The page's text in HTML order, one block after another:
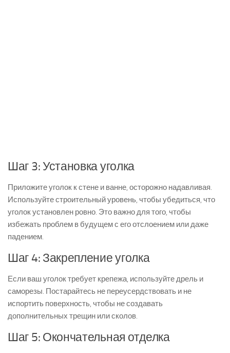
Шаг 3: Установка уголка
Приложите уголок к стене и ванне, осторожно надавливая.
Используйте строительный уровень, чтобы убедиться, что
уголок установлен ровно. Это важно для того, чтобы
избежать проблем в будущем с его отслоением или даже
падением.
Шаг 4: Закрепление уголка
Если ваш уголок требует крепежа, используйте дрель и
саморезы. Постарайтесь не переусердствовать и не
испортить поверхность, чтобы не создавать
дополнительных трещин или сколов.
Шаг 5: Окончательная отделка